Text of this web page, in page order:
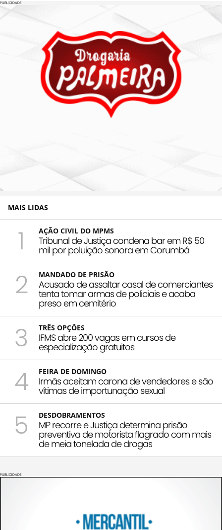
PUBLICIDADE
MAIS LIDAS
1 AÇÃO CIVIL DO MPMS
Tribunal de Justiça condena bar em R$ 50
mil por poluição sonora em Corumbá
2 MANDADO DE PRISÃO
Acusado de assaltar casal de comerciantes
tenta tomar armas de policiais e acaba
preso em cemitério
3 TRÊS OPÇÕES
IFMS abre 200 vagas em cursos de
especialização gratuitos
4 FEIRA DE DOMINGO
Irmãs aceitam carona de vendedores e são
vítimas de importunação sexual
5 DESDOBRAMENTOS
MP recorre e Justiça determina prisão
preventiva de motorista flagrado com mais
de meia tonelada de drogas
PUBLICIDADE